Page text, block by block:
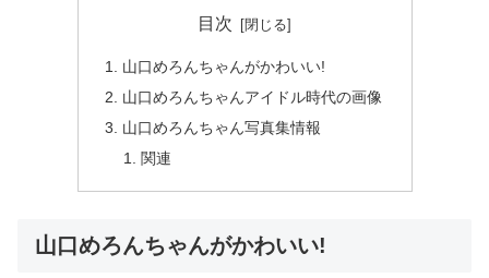
目次
山口めろんちゃんがかわいい!
山口めろんちゃんアイドル時代の画像
山口めろんちゃん写真集情報
関連
山口めろんちゃんがかわいい!